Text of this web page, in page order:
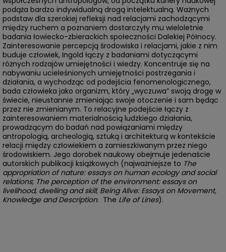
podąża bardzo indywidualną drogą intelektualną. Ważnych
podstaw dla szerokiej refleksji nad relacjami zachodzącymi
między ruchem a poznaniem dostarczyły mu wieloletnie
badania łowiecko-zbierackich społeczności Dalekiej Północy.
Zainteresowanie percepcją środowiska i relacjami, jakie z nim
buduje człowiek, Ingold łączy z badaniami dotyczącymi
różnych rodzajów umiejętności i wiedzy. Koncentruje się na
nabywaniu ucieleśnionych umiejętności postrzegania i
działania, a wychodząc od podejścia fenomenologicznego,
bada człowieka jako organizm, który „wyczuwa” swoją drogę w
świecie, nieustannie zmieniając swoje otoczenie i sam będąc
przez nie zmienianym. To relacyjne podejście łączy z
zainteresowaniem materialnością ludzkiego działania,
prowadzącym do badań nad powiązaniami między
antropologią, archeologią, sztuką i architekturą w kontekście
relacji między człowiekiem a zamieszkiwanym przez niego
środowiskiem. Jego dorobek naukowy obejmuje jedenaście
autorskich publikacji książkowych (najważniejsze to The
appropriation of nature: essays on human ecology and social
relations; The perception of the environment: essays on
livelihood, dwelling and skill; Being Alive: Essays on Movement,
Knowledge and Description. The Life of Lines).